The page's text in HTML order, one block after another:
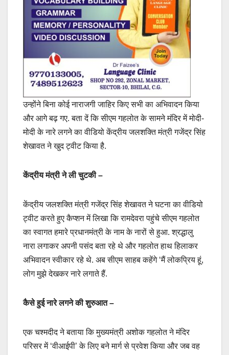
उन्होंने बिना कोई नाराजगी जाहिर किए सभी का अभिवादन किया
और आगे बढ़ गए. बता दें कि सीएम गहलोत के सामने मंदिर में मोदी-
मोदी के नारे लगने का वीडियो केंद्रीय जलशक्ति मंत्री गजेंद्र सिंह
शेखावत ने खुद ट्वीट किया है.
केंद्रीय मंत्री ने ली चुटकी –
केंद्रीय जलशक्ति मंत्री गजेंद्र सिंह शेखावत ने घटना का वीडियो
ट्वीट करते हुए कैप्शन में लिखा कि रामदेवरा पहुंचे सीएम गहलोत
का स्वागत हमारे प्रधानमंत्री के नाम के नारों से हुआ. श्रद्धालु
नारा लगाकर अपनी पसंद बता रहे थे और गहलोत हाथ हिलाकर
अभिवादन स्वीकार रहे थे. अब सीएम साहब कहेंगे ‘मैं लोकप्रिय हूं,
लोग मुझे देखकर नारे लगाते हैं.
कैसे हुई नारे लगने की शुरुआत –
एक चश्मदीद ने बताया कि मुख्‍यमंत्री अशोक गहलोत ने मंदिर
परिसर में ‘वीआईपी’ के लिए बने मार्ग से प्रवेश किया और जब वह